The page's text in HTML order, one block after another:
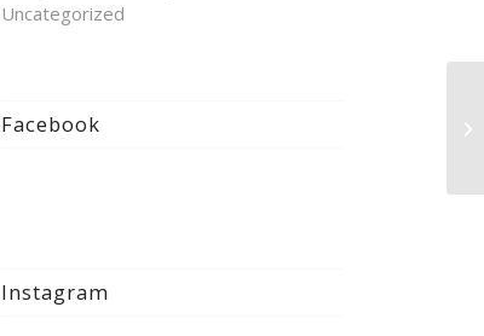
Uncategorized
Facebook
Instagram